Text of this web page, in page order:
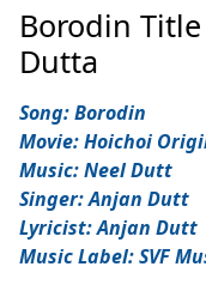
Borodin
Dutta
Song: Borodin
Movie: Hoichoi
Music: Neel Dutt
Singer: Anjan Dutt
Lyricist: Anjan Dutt
Music Label: SVF